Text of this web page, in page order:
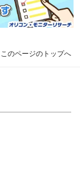
このページのトップへ